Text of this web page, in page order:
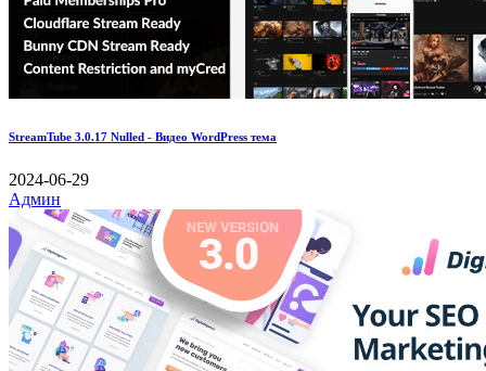
StreamTube 3.0.17 Nulled - Видео WordPress тема
2024-06-29
Админ